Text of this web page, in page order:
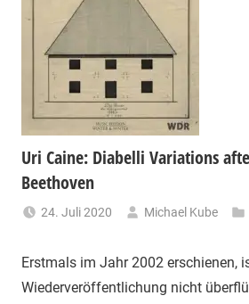
Uri Caine: Diabelli Variations
Beethoven
24. Juli 2020 Michael Kube
Erstmals im Jahr 2002 erschienen,
Wiederveröffentlichung nicht